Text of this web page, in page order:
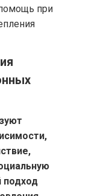
при
подход